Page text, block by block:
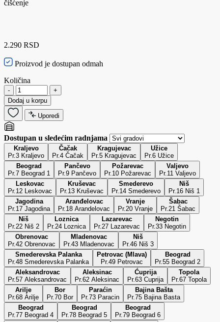
čišćenje
2.290 RSD
Proizvod je dostupan odmah
Količina
-
+
Dodaj u korpu
Uporedi
Dostupan u sledećim radnjama
Kraljevo
Pr.3 Kraljevo
Čačak
Pr.4 Čačak
Kragujevac
Pr.5 Kragujevac
Užice
Pr.6 Užice
Beograd
Pr.7 Beograd 1
Pančevo
Pr.9 Pančevo
Požarevac
Pr.10 Požarevac
Valjevo
Pr.11 Valjevo
Leskovac
Pr.12 Leskovac
Kruševac
Pr.13 Kruševac
Smederevo
Pr.14 Smederevo
Niš
Pr.16 Niš 1
Jagodina
Pr.17 Jagodina
Aranđelovac
Pr.18 Arandelovac
Vranje
Pr.20 Vranje
Šabac
Pr.21 Šabac
Niš
Pr.22 Niš 2
Loznica
Pr.24 Loznica
Lazarevac
Pr.27 Lazarevac
Negotin
Pr.33 Negotin
Obrenovac
Pr.42 Obrenovac
Mladenovac
Pr.43 Mladenovac
Niš
Pr.46 Niš 3
Smederevska Palanka
Pr.48 Smederevska Palanka
Petrovac (Mlava)
Pr.49 Petrovac
Beograd
Pr.55 Beograd 2
Aleksandrovac
Pr.57 Aleksandrovac
Aleksinac
Pr.62 Aleksinac
Ćuprija
Pr.63 Cuprija
Topola
Pr.67 Topola
Arilje
Pr.68 Arilje
Bor
Pr.70 Bor
Paraćin
Pr.73 Paracin
Bajina Bašta
Pr.75 Bajina Basta
Beograd
Pr.77 Beograd 4
Beograd
Pr.78 Beograd 5
Beograd
Pr.79 Beograd 6